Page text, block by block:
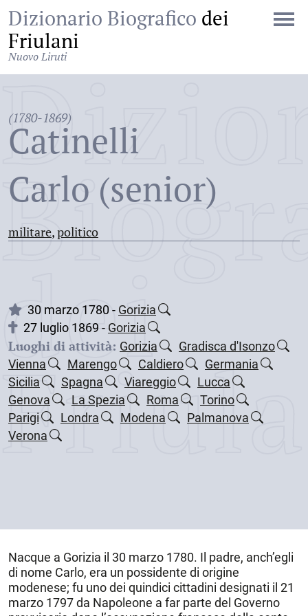
Dizionario Biografico dei
Friulani
Nuovo Liruti
(1780-1869)
Catinelli
Carlo (senior)
militare,politico
dei
30 marzo 1780 - Gorizia
27 luglio 1869 - Gorizia
Luoghi di attività: Gorizia
Gradisca d'Isonzo
Vienna
Marengo Caldiero
Germania
Sicilia
Spagna Viareggio
Lucca
Genova
La Spezia Roma
Torino
Parigi
Londra Modena
Palmanova
Verona
Nacque a Gorizia il 30 marzo 1780. Il padre, anch’egli
di nome Carlo, era un possidente di origine
modenese; fu uno dei quindici cittadini designati il 21
marzo 1797 da Napoleone a far parte del Governo